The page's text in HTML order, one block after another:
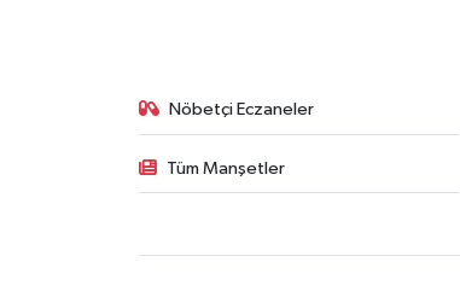
Nöbetçi Eczaneler
Tüm Manşetler